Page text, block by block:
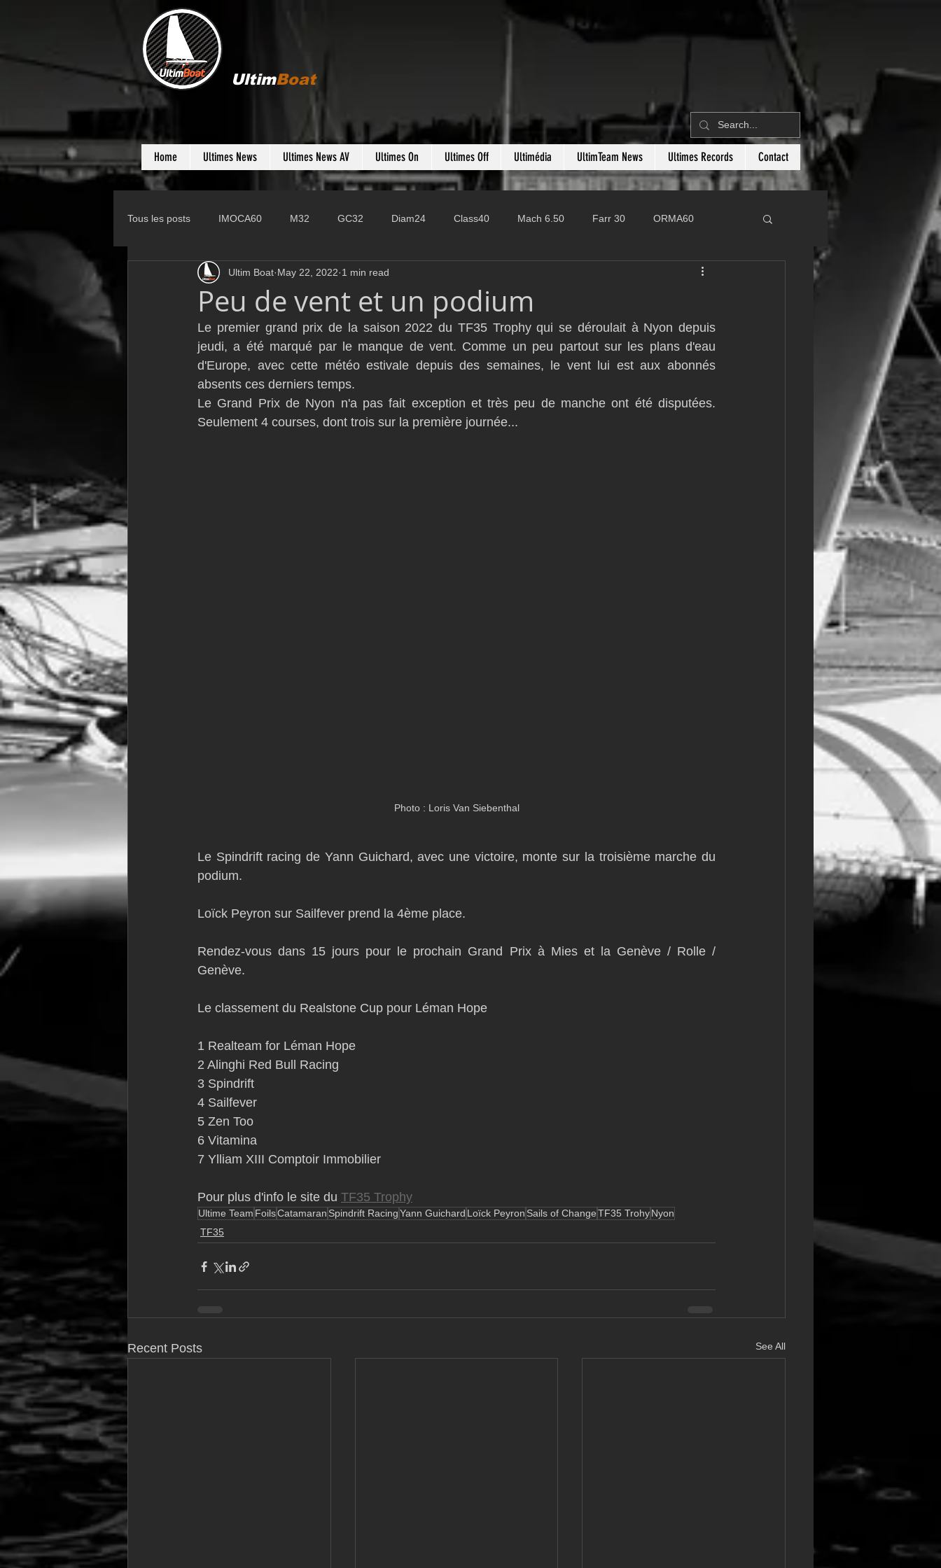
UltimBoat
Home Ultimes News Ultimes News AV Ultimes On Ultimes Off Ultimédia UltimTeam News Ultimes Records Contact
Tous les posts IMOCA60 M32 GC32 Diam24 Class40 Mach 6.50 Farr 30 ORMA60
D35 Farr 280 Fast 40
Class Rhum JMD54 Botin 52 Classe 50 Figaro 3 Flying Phantom L&#39;Hydroptère
TF35 Business AC75
Peu de vent et un podium
Ultim Boat May 22, 2022 1 min read
Le premier grand prix de la saison 2022 du TF35 Trophy qui se déroulait à Nyon depuis
jeudi, a été marqué par le manque de vent. Comme un peu partout sur les plans d'eau
d'Europe, avec cette météo estivale depuis des semaines, le vent lui est aux abonnés
absents ces derniers temps.
Le Grand Prix de Nyon n'a pas fait exception et très peu de manche ont été disputées.
Seulement 4 courses, dont trois sur la première journée...
Photo : Loris Van Siebenthal
Le Spindrift racing de Yann Guichard, avec une victoire, monte sur la troisième marche du
podium.
Loïck Peyron sur Sailfever prend la 4ème place.
Rendez-vous dans 15 jours pour le prochain Grand Prix à Mies et la Genève / Rolle /
Genève.
Le classement du Realstone Cup pour Léman Hope
1 Realteam for Léman Hope
2 Alinghi Red Bull Racing
3 Spindrift
4 Sailfever
5 Zen Too
6 Vitamina
7 Ylliam XIII Comptoir Immobilier
Pour plus d'info le site du TF35 Trophy
Ultime Team FoilsCatamaran Spindrift RacingYann Guichard Loïck Peyron Sails of ChangeTF35 TrohyNyon
TF35
Recent Posts See All